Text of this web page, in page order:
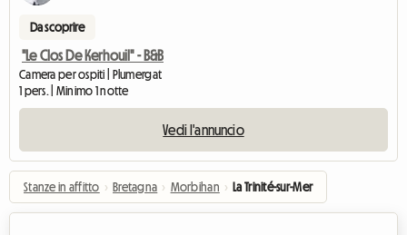
Da scoprire
"Le Clos De Kerhouil" - B&B
Camera per ospiti | Plumergat
1 pers. | Minimo 1 notte
Vedi l'annuncio
Stanze in affitto › Bretagna › Morbihan › La Trinité-sur-Mer